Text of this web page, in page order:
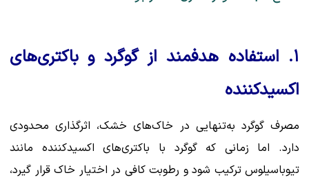
۱. استفاده هدفمند از گوگرد و باکتری‌های
اکسیدکننده
مصرف گوگرد به‌تنهایی در خاک‌های خشک، اثرگذاری محدودی
دارد. اما زمانی که گوگرد با باکتری‌های اکسیدکننده مانند
تیوباسیلوس ترکیب شود و رطوبت کافی در اختیار خاک قرار گیرد،